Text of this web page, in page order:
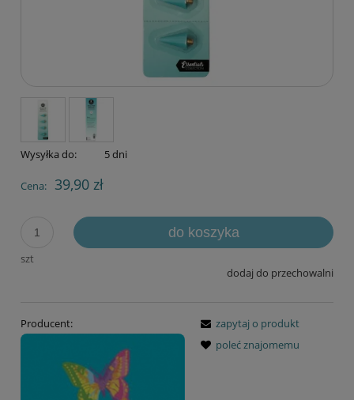
Wysyłka do: 5 dni
Cena: 39,90 zł
szt
do koszyka
dodaj do przechowalni
Producent:
zapytaj o produkt
poleć znajomemu